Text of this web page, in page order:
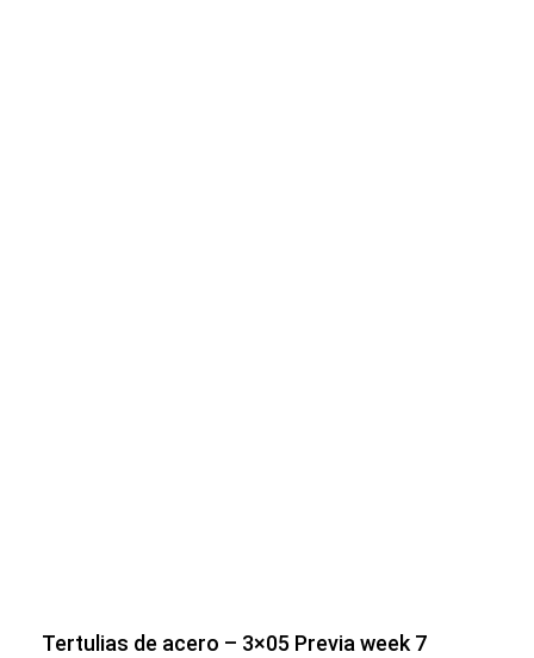
Tertulias de acero – 3×05 Previa week 7